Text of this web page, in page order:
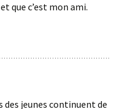
que c’est mon ami.
des jeunes continuent de